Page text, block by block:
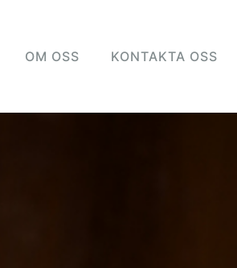
OM OSS KONTAKTA OSS